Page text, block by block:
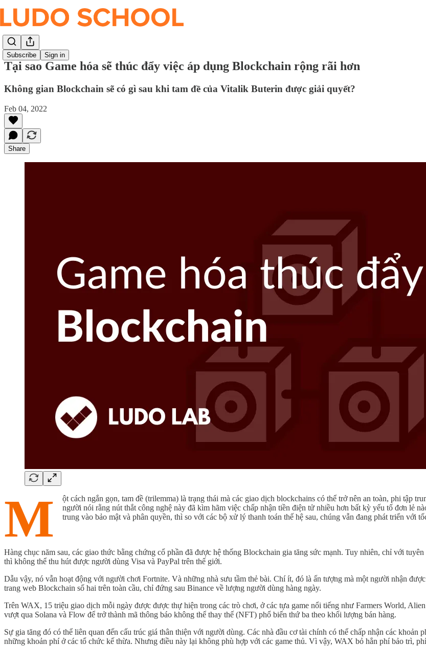
Subscribe Sign in
Tại sao Game hóa sẽ thúc đẩy việc áp dụng Blockchain rộng rãi hơn
Không gian Blockchain sẽ có gì sau khi tam đề của Vitalik Buterin được giải quyết?
Feb 04, 2022
Share
M
ột cách ngắn gọn, tam đề (trilemma) là trạng thái mà các giao dịch blockchains có thể trở nên an toàn, phi tập
người nói rằng nút thắt công nghệ này đã kìm hãm việc chấp nhận tiền điện tử nhiều hơn bất kỳ yếu tố đơn lẻ
trung vào bảo mật và phân quyền, thì so với các bộ xử lý thanh toán thế hệ sau, chúng vẫn đang phát triển với
Hàng chục năm sau, các giao thức bằng chứng cổ phần đã được hệ thống Blockchain gia tăng sức mạnh. Tuy nhiên, chỉ với
thì không thể thu hút được người dùng Visa và PayPal trên thế giới.
Dẫu vậy, nó vẫn hoạt động với người chơi Fortnite. Và những nhà sưu tầm thẻ bài. Chí ít, đó là ấn tượng mà một người nhận
trang web Blockchain số hai trên toàn cầu, chỉ đứng sau Binance về lượng người dùng hàng ngày.
Trên WAX, 15 triệu giao dịch mỗi ngày được được thự hiện trong các trò chơi, ở các tựa game nổi tiếng như Farmers World,
vượt qua Solana và Flow để trở thành mã thông báo không thể thay thế (NFT) phổ biến thứ ba theo khối lượng bán hàng.
Sự gia tăng đó có thể liên quan đến cấu trúc giá thân thiện với người dùng. Các nhà đầu cơ tài chính có thể chấp nhận các
những khoản phí ở các tổ chức kế thừa. Nhưng điều này lại không phù hợp với các game thủ. Vì vậy, WAX bỏ hẳn phí bảo trì,